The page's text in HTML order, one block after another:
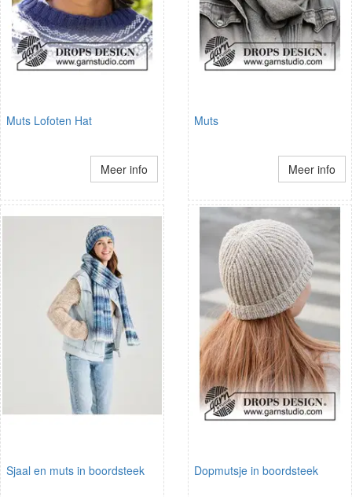
Muts Lofoten Hat
Meer info
Muts
Meer info
Sjaal en muts in boordsteek Dopmutsje in boordsteek